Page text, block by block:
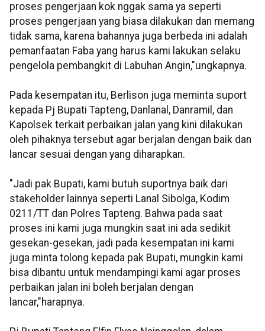
proses pengerjaan kok nggak sama ya seperti
proses pengerjaan yang biasa dilakukan dan memang
tidak sama, karena bahannya juga berbeda ini adalah
pemanfaatan Faba yang harus kami lakukan selaku
pengelola pembangkit di Labuhan Angin,"ungkapnya.
Pada kesempatan itu, Berlison juga meminta suport
kepada Pj Bupati Tapteng, Danlanal, Danramil, dan
Kapolsek terkait perbaikan jalan yang kini dilakukan
oleh pihaknya tersebut agar berjalan dengan baik dan
lancar sesuai dengan yang diharapkan.
"Jadi pak Bupati, kami butuh suportnya baik dari
stakeholder lainnya seperti Lanal Sibolga, Kodim
0211/TT dan Polres Tapteng. Bahwa pada saat
proses ini kami juga mungkin saat ini ada sedikit
gesekan-gesekan, jadi pada kesempatan ini kami
juga minta tolong kepada pak Bupati, mungkin kami
bisa dibantu untuk mendampingi kami agar proses
perbaikan jalan ini boleh berjalan dengan
lancar,"harapnya.